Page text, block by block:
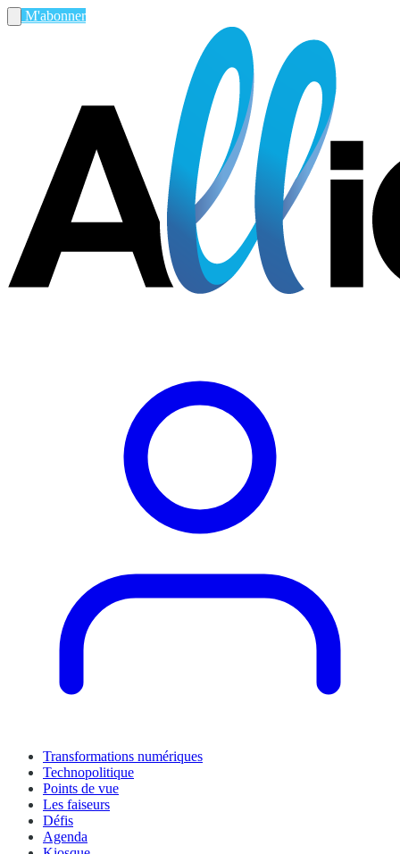
M'abonner
Transformations numériques
Technopolitique
Points de vue
Les faiseurs
Défis
Agenda